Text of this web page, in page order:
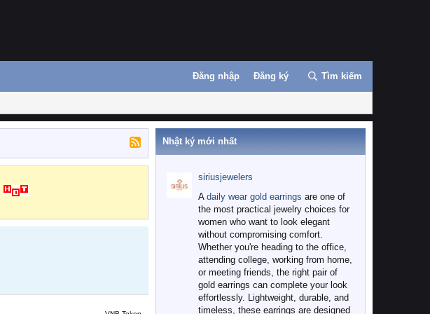
Đăng nhập Đăng ký Tìm kiếm
Nhật ký mới nhất
siriusjewelers
A daily wear gold earrings are one of
the most practical jewelry choices for
women who want to look elegant
without compromising comfort.
Whether you're heading to the office,
attending college, working from home,
or meeting friends, the right pair of
gold earrings can complete your look
effortlessly. Lightweight, durable, and
timeless, these earrings are designed